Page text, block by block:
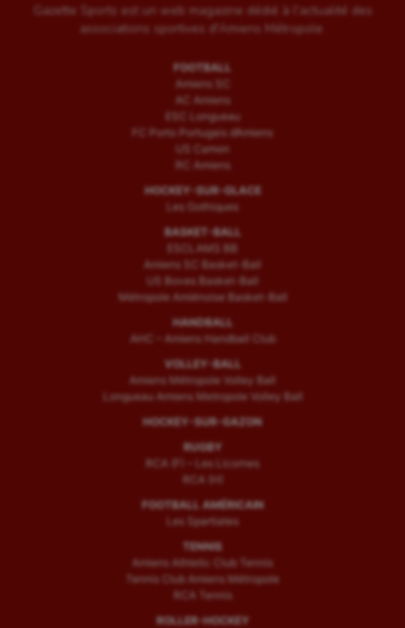
Gazette Sports est un web magazine dédié à l'actualité des
associations sportives d'Amiens Métropole.
FOOTBALL
Amiens SC
AC Amiens
ESC Longueau
FC Porto Portugais d’Amiens
US Camon
RC Amiens
HOCKEY-SUR-GLACE
Les Gothiques
BASKET-BALL
ESCLAMS BB
Amiens SC Basket-Ball
US Boves Basket-Ball
Métropole Amiénoise Basket-Ball
HANDBALL
AHC – Amiens Handball Club
VOLLEY-BALL
Amiens Métropole Volley Ball
Longueau Amiens Metropole Volley Ball
HOCKEY-SUR-GAZON
RUGBY
RCA (F) – Les Licornes
RCA (H)
FOOTBALL AMÉRICAIN
Les Spartiates
TENNIS
Amiens Athletic Club Tennis
Tennis Club Amiens Métropole
RCA Tennis
ROLLER-HOCKEY